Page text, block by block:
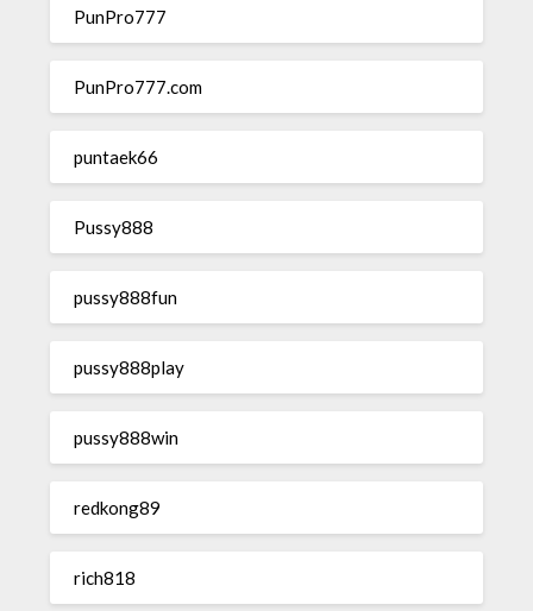
PunPro777
PunPro777.com
puntaek66
Pussy888
pussy888fun
pussy888play
pussy888win
redkong89
rich818